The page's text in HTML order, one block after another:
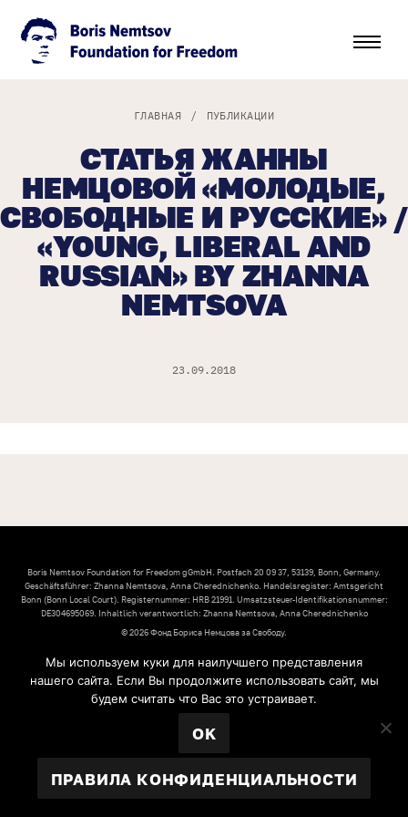
ГЛАВНАЯ / ПУБЛИКАЦИИ
СТАТЬЯ ЖАННЫ
НЕМЦОВОЙ «МОЛОДЫЕ,
СВОБОДНЫЕ И РУССКИЕ» /
«YOUNG, LIBERAL AND
RUSSIAN» BY ZHANNA
NEMTSOVA
23.09.2018
Boris Nemtsov Foundation for Freedom gGmbH. Postfach 20 09 37, 53139, Bonn, Germany.
Geschäftsführer: Zhanna Nemtsova, Anna Cherednichenko. Handelsregister: Amtsgericht
Bonn (Bonn Local Court). Registernummer: HRB 21991. Umsatzsteuer-Identifikationsnummer:
DE304695069. Inhaltlich verantwortlich: Zhanna Nemtsova, Anna Cherednichenko
© 2026 Фонд Бориса Немцова за Свободу.
УСТАВ ФОНДА
ПРАВИЛА КОНФИДЕНЦИАЛЬНОСТИ
Мы используем куки для наилучшего представления
нашего сайта. Если Вы продолжите использовать сайт, мы
будем считать что Вас это устраивает.
OK
ПРАВИЛА КОНФИДЕНЦИАЛЬНОСТИ